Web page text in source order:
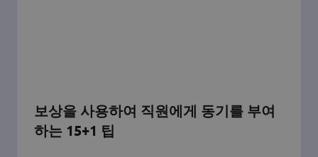
보상을 사용하여 직원에게 동기를 부여
하는 15+1 팁